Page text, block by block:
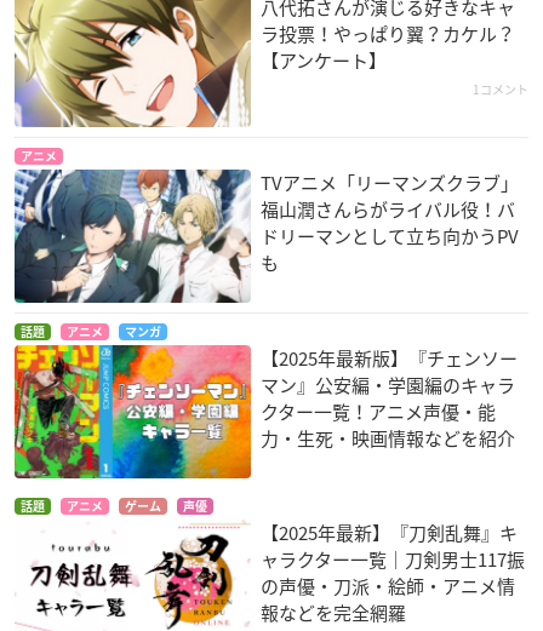
八代拓さんが演じる好きなキャ
ラ投票！やっぱり翼？カケル？
【アンケート】
1コメント
アニメ
TVアニメ「リーマンズクラブ」
福山潤さんらがライバル役！バ
ドリーマンとして立ち向かうPV
も
話題 アニメ マンガ
【2025年最新版】『チェンソー
マン』公安編・学園編のキャラ
クター一覧！アニメ声優・能
力・生死・映画情報などを紹介
話題 アニメ ゲーム 声優
【2025年最新】『刀剣乱舞』キ
ャラクター一覧｜刀剣男士117振
の声優・刀派・絵師・アニメ情
報などを完全網羅